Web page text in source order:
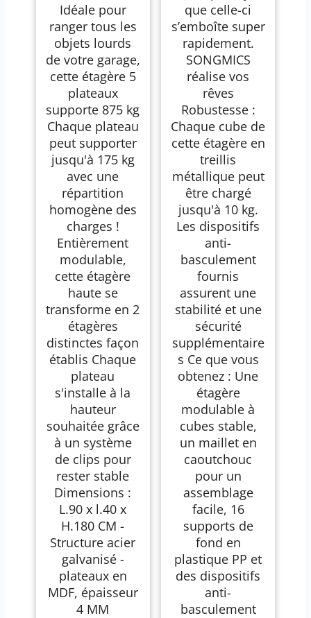
Plateaux
Idéale pour
ranger tous les
objets lourds
de votre garage,
cette étagère 5
plateaux
supporte 875 kg
Chaque plateau
peut supporter
jusqu'à 175 kg
avec une
répartition
homogène des
charges !
Entièrement
modulable,
cette étagère
haute se
transforme en 2
étagères
distinctes façon
établis Chaque
plateau
s'installe à la
hauteur
souhaitée grâce
à un système
de clips pour
rester stable
Dimensions :
L.90 x l.40 x
H.180 CM -
Structure acier
galvanisé -
plateaux en
MDF, épaisseur
4 MM
que celle-ci
s’emboîte super
rapidement.
SONGMICS
réalise vos
rêves
Robustesse :
Chaque cube de
cette étagère en
treillis
métallique peut
être chargé
jusqu'à 10 kg.
Les dispositifs
anti-
basculement
fournis
assurent une
stabilité et une
sécurité
supplémentaire
s Ce que vous
obtenez : Une
étagère
modulable à
cubes stable,
un maillet en
caoutchouc
pour un
assemblage
facile, 16
supports de
fond en
plastique PP et
des dispositifs
anti-
basculement